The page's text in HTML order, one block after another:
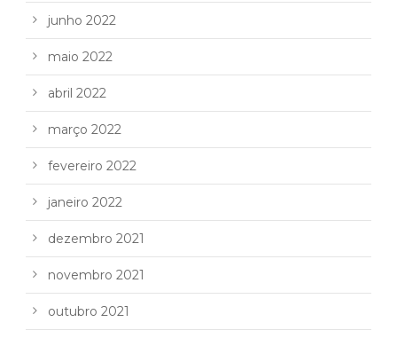
junho 2022
maio 2022
abril 2022
março 2022
fevereiro 2022
janeiro 2022
dezembro 2021
novembro 2021
outubro 2021